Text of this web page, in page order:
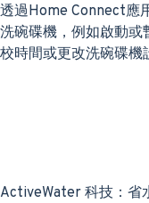
透過Home Connect應
洗碗碟機，例如啟動或
校時間或更改洗碗碟機
ActiveWater 科技：省